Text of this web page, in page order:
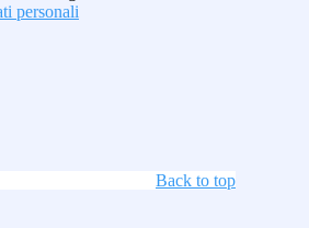
personali
Back to top